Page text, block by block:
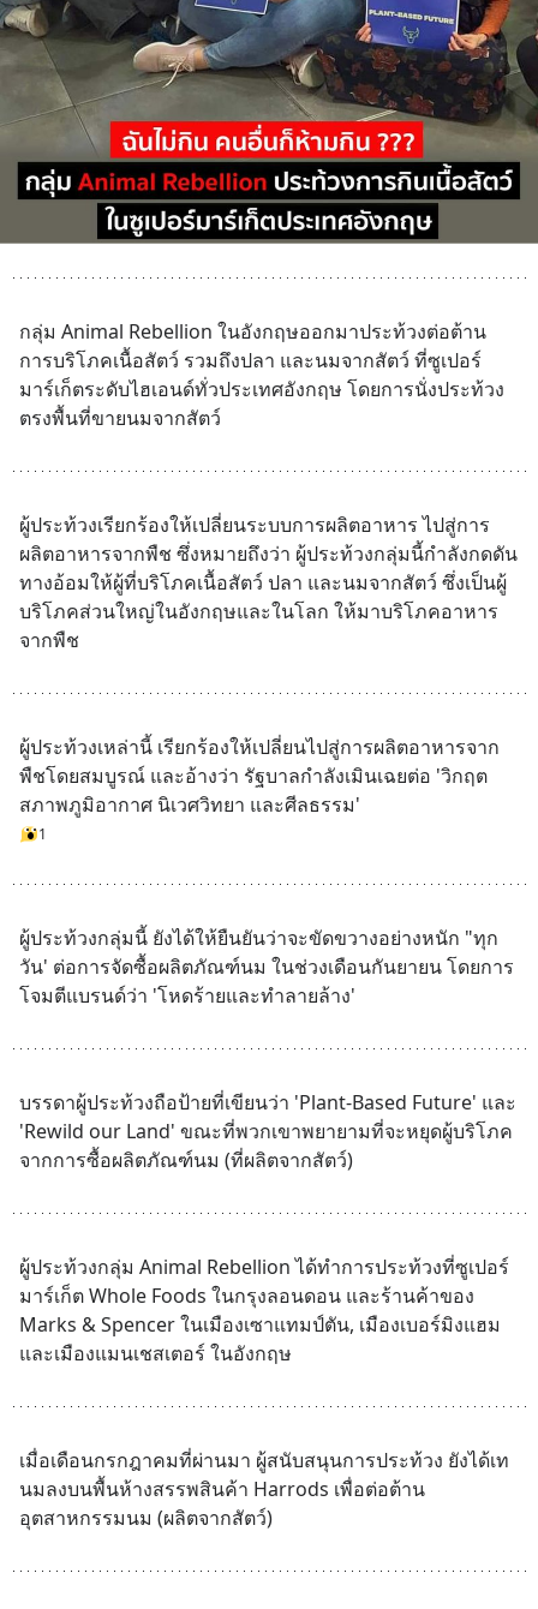
กลุ่ม Animal Rebellion ในอังกฤษออกมาประท้วงต่อต้าน
การบริโภคเนื้อสัตว์ รวมถึงปลา และนมจากสัตว์ ที่ซูเปอร์
มาร์เก็ตระดับไฮเอนด์ทั่วประเทศอังกฤษ โดยการนั่งประท้วง
ตรงพื้นที่ขายนมจากสัตว์
ผู้ประท้วงเรียกร้องให้เปลี่ยนระบบการผลิตอาหาร ไปสู่การ
ผลิตอาหารจากพืช ซึ่งหมายถึงว่า ผู้ประท้วงกลุ่มนี้กำลังกดดัน
ทางอ้อมให้ผู้ที่บริโภคเนื้อสัตว์ ปลา และนมจากสัตว์ ซึ่งเป็นผู้
บริโภคส่วนใหญ่ในอังกฤษและในโลก ให้มาบริโภคอาหาร
จากพืช
ผู้ประท้วงเหล่านี้ เรียกร้องให้เปลี่ยนไปสู่การผลิตอาหารจาก
พืชโดยสมบูรณ์ และอ้างว่า รัฐบาลกำลังเมินเฉยต่อ 'วิกฤต
สภาพภูมิอากาศ นิเวศวิทยา และศีลธรรม'
1
ผู้ประท้วงกลุ่มนี้ ยังได้ให้ยืนยันว่าจะขัดขวางอย่างหนัก "ทุก
วัน' ต่อการจัดซื้อผลิตภัณฑ์นม ในช่วงเดือนกันยายน โดยการ
โจมตีแบรนด์ว่า 'โหดร้ายและทำลายล้าง'
บรรดาผู้ประท้วงถือป้ายที่เขียนว่า 'Plant-Based Future' และ
'Rewild our Land' ขณะที่พวกเขาพยายามที่จะหยุดผู้บริโภค
จากการซื้อผลิตภัณฑ์นม (ที่ผลิตจากสัตว์)
ผู้ประท้วงกลุ่ม Animal Rebellion ได้ทำการประท้วงที่ซูเปอร์
มาร์เก็ต Whole Foods ในกรุงลอนดอน และร้านค้าของ
Marks & Spencer ในเมืองเซาแทมป์ตัน, เมืองเบอร์มิงแฮม
และเมืองแมนเชสเตอร์ ในอังกฤษ
เมื่อเดือนกรกฎาคมที่ผ่านมา ผู้สนับสนุนการประท้วง ยังได้เท
นมลงบนพื้นห้างสรรพสินค้า Harrods เพื่อต่อต้าน
อุตสาหกรรมนม (ผลิตจากสัตว์)